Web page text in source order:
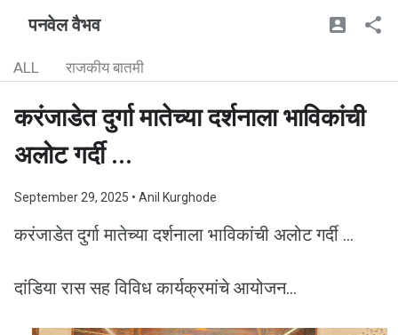
पनवेल वैभव
ALL राजकीय बातमी
करंजाडेत दुर्गा मातेच्या दर्शनाला भाविकांची
अलोट गर्दी ...
September 29, 2025 • Anil Kurghode
करंजाडेत दुर्गा मातेच्या दर्शनाला भाविकांची अलोट गर्दी ...
दांडिया रास सह विविध कार्यक्रमांचे आयोजन...